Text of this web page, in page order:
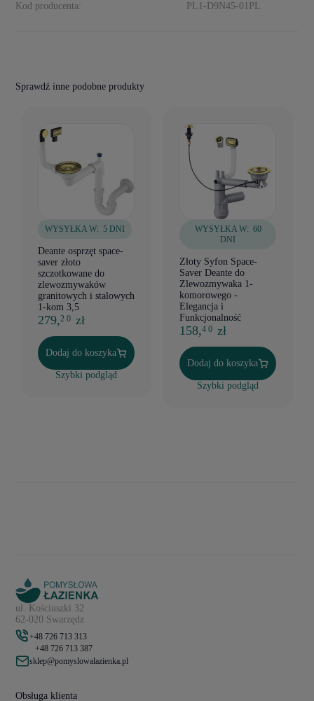
Kod producenta: PL1-D9N45-01PL
Sprawdź inne podobne produkty
WYSYŁKA W: 5 DNI
Deante osprzęt space-
saver złoto
szczotkowane do
zlewozmywaków
granitowych i stalowych
1-kom 3,5
279,2 0 zł
Dodaj do koszyka
Szybki podgląd
WYSYŁKA W: 60
DNI
Złoty Syfon Space-
Saver Deante do
Zlewozmywaka 1-
komorowego -
Elegancja i
Funkcjonalność
158,4 0 zł
Dodaj do koszyka
Szybki podgląd
ul. Kościuszki 32
62-020 Swarzędz
+48 726 713 313
+48 726 713 387
sklep@pomyslowalazienka.pl
Obsługa klienta